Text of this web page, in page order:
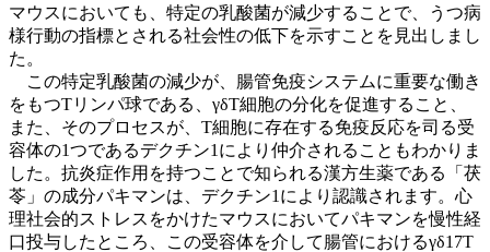
マウスにおいても、特定の乳酸菌が減少することで、うつ病
様行動の指標とされる社会性の低下を示すことを見出しまし
た。
この特定乳酸菌の減少が、腸管免疫システムに重要な働き
をもつTリンパ球である、γδT細胞の分化を促進すること、
また、そのプロセスが、T細胞に存在する免疫反応を司る受
容体の1つであるデクチン1により仲介されることもわかりま
した。抗炎症作用を持つことで知られる漢方生薬である「茯
苓」の成分パキマンは、デクチン1により認識されます。心
理社会的ストレスをかけたマウスにおいてパキマンを慢性経
口投与したところ、この受容体を介して腸管におけるγδ17T